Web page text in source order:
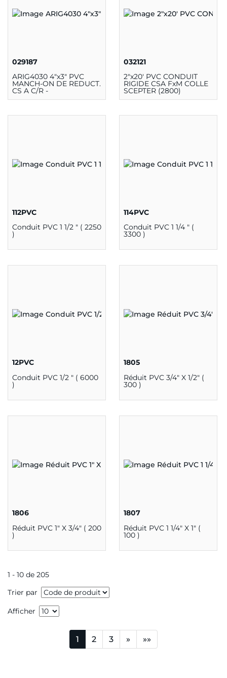
029187
ARIG4030 4"x3" PVC
MANCH-ON DE REDUCT.
CS A C/R -
032121
2"x20' PVC CONDUIT
RIGIDE CSA FxM COLLE
SCEPTER (2800)
112PVC
Conduit PVC 1 1/2 " ( 2250
)
114PVC
Conduit PVC 1 1/4 " (
3300 )
12PVC
Conduit PVC 1/2 " ( 6000
)
1805
Réduit PVC 3/4" X 1/2" (
300 )
1806
Réduit PVC 1" X 3/4" ( 200
)
1807
Réduit PVC 1 1/4" X 1" (
100 )
1 - 10 de 205
Trier par
Afficher
1 2 3 » »»